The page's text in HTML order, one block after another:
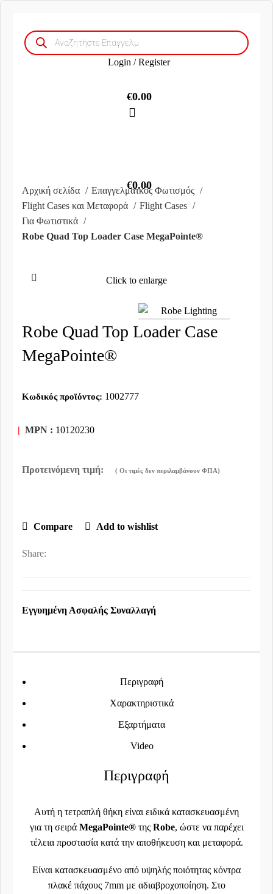
Products
search
Login / Register
€0.00
€0.00
Αρχική σελίδα
Επαγγελματκός Φωτισμός
Flight Cases και Μεταφορά
Flight Cases
Για Φωτιστικά
Robe Quad Top Loader Case MegaPointe®
Click to enlarge
Robe Quad Top Loader Case
MegaPointe®
Κωδικός προϊόντος: 1002777
| MPN : 10120230
Compare Add to wishlist
Share:
Εγγυημένη Ασφαλής Συναλλαγή
Περιγραφή
Χαρακτηριστικά
Εξαρτήματα
Video
Περιγραφή
Αυτή η τετραπλή θήκη είναι ειδικά κατασκευασμένη
για τη σειρά MegaPointe®της Robe, ώστε να παρέχει
τέλεια προστασία κατά την αποθήκευση και μεταφορά.
Είναι κατασκευασμένο από υψηλής ποιότητας κόντρα
πλακέ πάχους 7mm με αδιαβροχοποίηση. Στο